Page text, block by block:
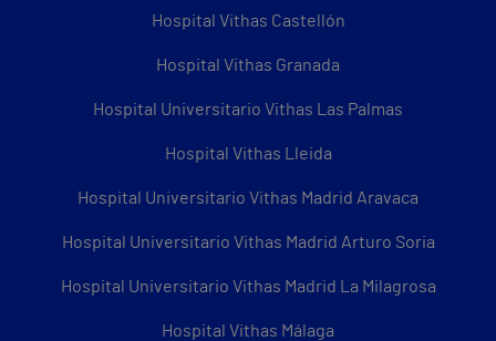
Hospital Vithas Castellón
Hospital Vithas Granada
Hospital Universitario Vithas Las Palmas
Hospital Vithas Lleida
Hospital Universitario Vithas Madrid Aravaca
Hospital Universitario Vithas Madrid Arturo Soria
Hospital Universitario Vithas Madrid La Milagrosa
Hospital Vithas Málaga